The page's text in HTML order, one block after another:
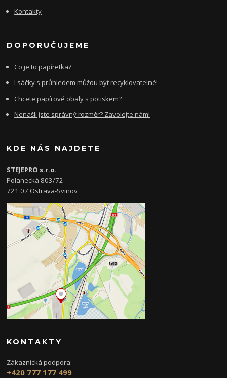
Kontakty
DOPORUČUJEME
Co je to papíretka?
I sáčky s průhledem můžou být recyklovatelné!
Chcete papírové obaly s potiskem?
Nenašli jste správný rozměr? Zavolejte nám!
KDE NÁS NAJDETE
STEJEPRO s.r.o.
Polanecká 803/72
721 07 Ostrava-Svinov
KONTAKTY
Zákaznická podpora:
+420 777 177 499